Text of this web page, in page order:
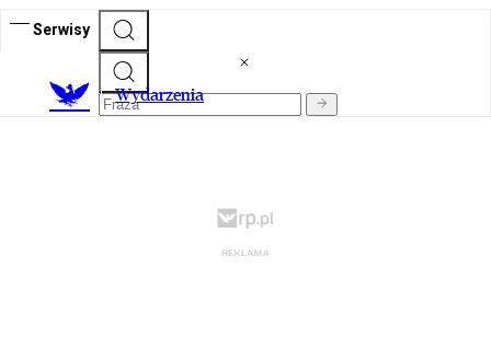
Serwisy
Wydarzenia